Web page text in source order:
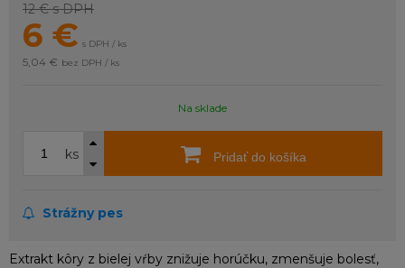
12 €s DPH
6 € s DPH / ks
5,04 € bez DPH / ks
Na sklade
ks Pridať do košíka
Strážny pes
Extrakt kôry z bielej vŕby znižuje horúčku, zmenšuje bolesť,